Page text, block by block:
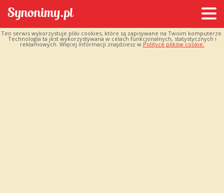
Ten serwis wykorzystuje pliki cookies, które są zapisywane na Twoim komputerze.
Technologia ta jest wykorzystywana w celach funkcjonalnych, statystycznych i
reklamowych. Więcej informacji znajdziesz w Polityce plików cookie.